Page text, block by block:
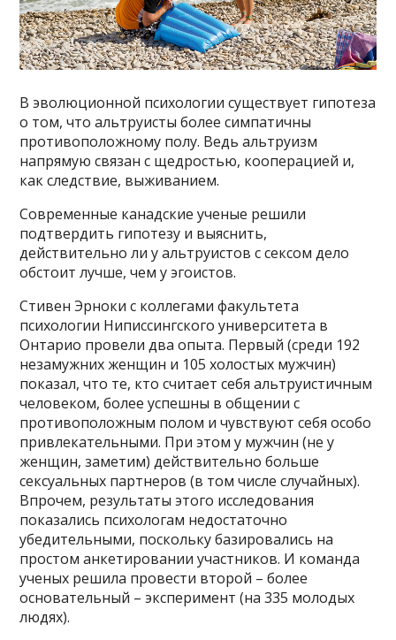
В эволюционной психологии существует гипотеза
о том, что альтруисты более симпатичны
противоположному полу. Ведь альтруизм
напрямую связан с щедростью, кооперацией и,
как следствие, выживанием.
Современные канадские ученые решили
подтвердить гипотезу и выяснить,
действительно ли у альтруистов с сексом дело
обстоит лучше, чем у эгоистов.
Стивен Эрноки с коллегами факультета
психологии Ниписсингского университета в
Онтарио провели два опыта. Первый (среди 192
незамужних женщин и 105 холостых мужчин)
показал, что те, кто считает себя альтруистичным
человеком, более успешны в общении с
противоположным полом и чувствуют себя особо
привлекательными. При этом у мужчин (не у
женщин, заметим) действительно больше
сексуальных партнеров (в том числе случайных).
Впрочем, результаты этого исследования
показались психологам недостаточно
убедительными, поскольку базировались на
простом анкетировании участников. И команда
ученых решила провести второй – более
основательный – эксперимент (на 335 молодых
людях).